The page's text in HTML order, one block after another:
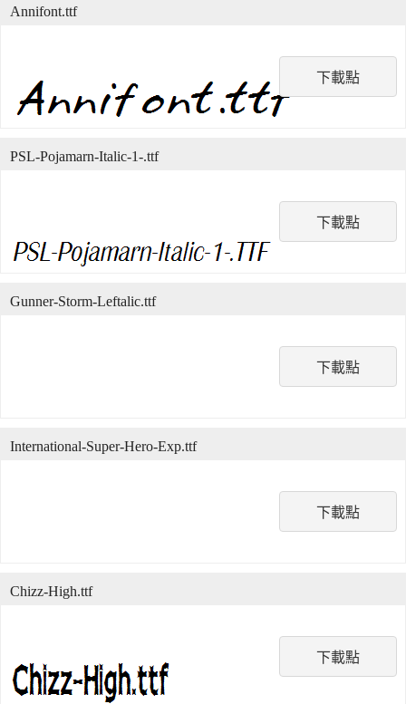
下載點
Annifont.ttf
下載點
PSL-Pojamarn-Italic-1-.ttf
下載點
Gunner-Storm-Leftalic.ttf
下載點
International-Super-Hero-Exp.ttf
下載點
Chizz-High.ttf